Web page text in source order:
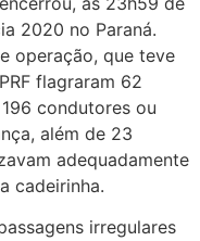
2020 no Paraná.
operação, que teve
flagraram 62
condutores ou
além de 23
adequadamente
cadeirinha.
irregulares